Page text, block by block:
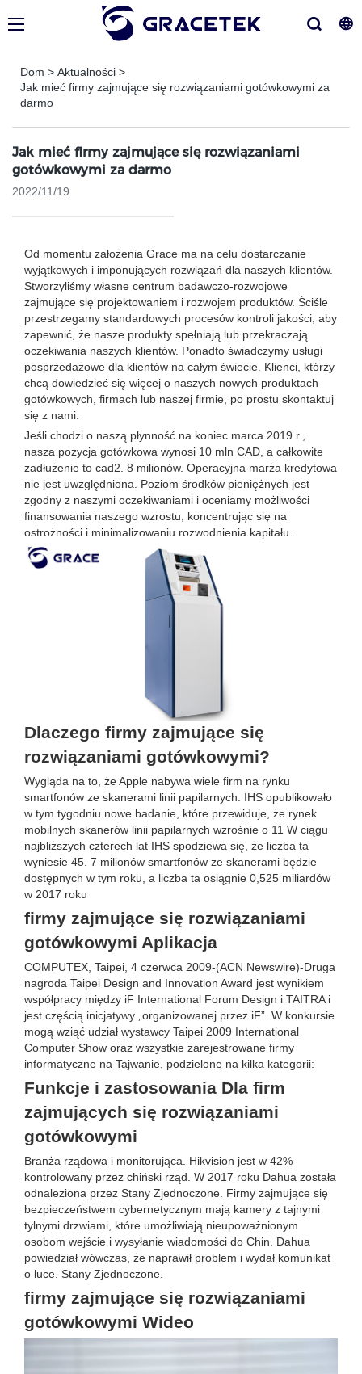
Dom > Aktualności >
Jak mieć firmy zajmujące się rozwiązaniami gotówkowymi za
darmo
Jak mieć firmy zajmujące się rozwiązaniami
gotówkowymi za darmo
2022/11/19
Od momentu założenia Grace ma na celu dostarczanie
wyjątkowych i imponujących rozwiązań dla naszych klientów.
Stworzyliśmy własne centrum badawczo-rozwojowe
zajmujące się projektowaniem i rozwojem produktów. Ściśle
przestrzegamy standardowych procesów kontroli jakości, aby
zapewnić, że nasze produkty spełniają lub przekraczają
oczekiwania naszych klientów. Ponadto świadczymy usługi
posprzedażowe dla klientów na całym świecie. Klienci, którzy
chcą dowiedzieć się więcej o naszych nowych produktach
gotówkowych, firmach lub naszej firmie, po prostu skontaktuj
się z nami.
Jeśli chodzi o naszą płynność na koniec marca 2019 r.,
nasza pozycja gotówkowa wynosi 10 mln CAD, a całkowite
zadłużenie to cad2. 8 milionów. Operacyjna marża kredytowa
nie jest uwzględniona. Poziom środków pieniężnych jest
zgodny z naszymi oczekiwaniami i oceniamy możliwości
finansowania naszego wzrostu, koncentrując się na
ostrożności i minimalizowaniu rozwodnienia kapitału.
Dlaczego firmy zajmujące się
rozwiązaniami gotówkowymi?
Wygląda na to, że Apple nabywa wiele firm na rynku
smartfonów ze skanerami linii papilarnych. IHS opublikowało
w tym tygodniu nowe badanie, które przewiduje, że rynek
mobilnych skanerów linii papilarnych wzrośnie o 11 W ciągu
najbliższych czterech lat IHS spodziewa się, że liczba ta
wyniesie 45. 7 milionów smartfonów ze skanerami będzie
dostępnych w tym roku, a liczba ta osiągnie 0,525 miliardów
w 2017 roku
firmy zajmujące się rozwiązaniami
gotówkowymi Aplikacja
COMPUTEX, Taipei, 4 czerwca 2009-(ACN Newswire)-Druga
nagroda Taipei Design and Innovation Award jest wynikiem
współpracy między iF International Forum Design i TAITRA i
jest częścią inicjatywy „organizowanej przez iF”. W konkursie
mogą wziąć udział wystawcy Taipei 2009 International
Computer Show oraz wszystkie zarejestrowane firmy
informatyczne na Tajwanie, podzielone na kilka kategorii:
Funkcje i zastosowania Dla firm
zajmujących się rozwiązaniami
gotówkowymi
Branża rządowa i monitorująca. Hikvision jest w 42%
kontrolowany przez chiński rząd. W 2017 roku Dahua została
odnaleziona przez Stany Zjednoczone. Firmy zajmujące się
bezpieczeństwem cybernetycznym mają kamery z tajnymi
tylnymi drzwiami, które umożliwiają nieupoważnionym
osobom wejście i wysyłanie wiadomości do Chin. Dahua
powiedział wówczas, że naprawił problem i wydał komunikat
o luce. Stany Zjednoczone.
firmy zajmujące się rozwiązaniami
gotówkowymi Wideo